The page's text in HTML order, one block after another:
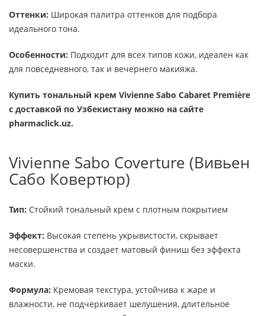
Оттенки: Широкая палитра оттенков для подбора
идеального тона.
Особенности: Подходит для всех типов кожи, идеален как
для повседневного, так и вечернего макияжа.
Купить тональный крем Vivienne Sabo Cabaret Première
с доставкой по Узбекистану можно на сайте
pharmaclick.uz.
Vivienne Sabo Coverture (Вивьен
Сабо Ковертюр)
Тип: Стойкий тональный крем с плотным покрытием
Эффект: Высокая степень укрывистости, скрывает
несовершенства и создает матовый финиш без эффекта
маски.
Формула: Кремовая текстура, устойчива к жаре и
влажности, не подчеркивает шелушения, длительное